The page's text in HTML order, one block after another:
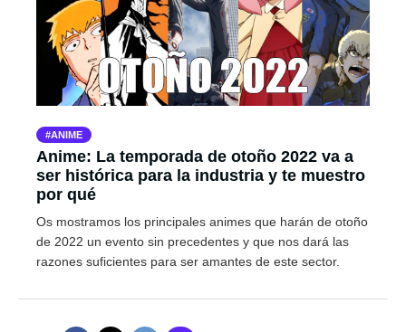
ANIME
Anime: La temporada de otoño 2022 va a
ser histórica para la industria y te muestro
por qué
Os mostramos los principales animes que harán de otoño
de 2022 un evento sin precedentes y que nos dará las
razones suficientes para ser amantes de este sector.